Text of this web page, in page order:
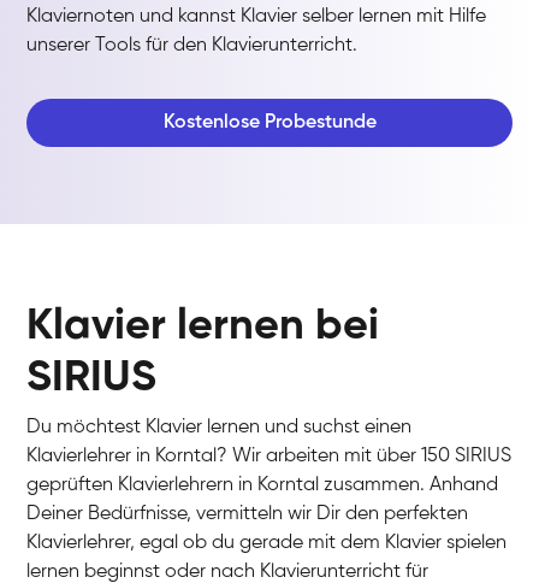
Klaviernoten und kannst Klavier selber lernen mit Hilfe
unserer Tools für den Klavierunterricht.
Kostenlose Probestunde
Klavier lernen bei
SIRIUS
Du möchtest Klavier lernen und suchst einen
Klavierlehrer in Korntal? Wir arbeiten mit über 150 SIRIUS
geprüften Klavierlehrern in Korntal zusammen. Anhand
Deiner Bedürfnisse, vermitteln wir Dir den perfekten
Klavierlehrer, egal ob du gerade mit dem Klavier spielen
lernen beginnst oder nach Klavierunterricht für